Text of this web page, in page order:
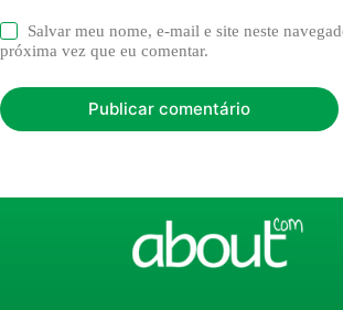
Salvar meu nome, e-mail e site neste
próxima vez que eu comentar.
Publicar comentário